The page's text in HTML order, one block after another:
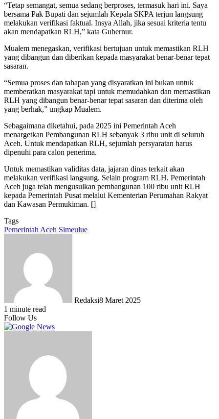
“Tetap semangat, semua sedang berproses, termasuk hari ini. Saya
bersama Pak Bupati dan sejumlah Kepala SKPA terjun langsung
melakukan verifikasi faktual. Insya Allah, jika sesuai kriteria tentu
akan mendapatkan RLH,” kata Gubernur.
Mualem menegaskan, verifikasi bertujuan untuk memastikan RLH
yang dibangun dan diberikan kepada masyarakat benar-benar tepat
sasaran.
“Semua proses dan tahapan yang disyaratkan ini bukan untuk
memberatkan masyarakat tapi untuk memudahkan dan memastikan
RLH yang dibangun benar-benar tepat sasaran dan diterima oleh
yang berhak,” ungkap Mualem.
Sebagaimana diketahui, pada 2025 ini Pemerintah Aceh
menargetkan Pembangunan RLH sebanyak 3 ribu unit di seluruh
Aceh. Untuk mendapatkan RLH, sejumlah persyaratan harus
dipenuhi para calon penerima.
Untuk memastikan validitas data, jajaran dinas terkait akan
melakukan verifikasi langsung. Selain program RLH. Pemerintah
Aceh juga telah mengusulkan pembangunan 100 ribu unit RLH
kepada Pemerintah Pusat melalui Kementerian Perumahan Rakyat
dan Kawasan Permukiman. []
Tags
Pemerintah Aceh Simeulue
Redaksi8 Maret 2025
1 minute read
Follow Us